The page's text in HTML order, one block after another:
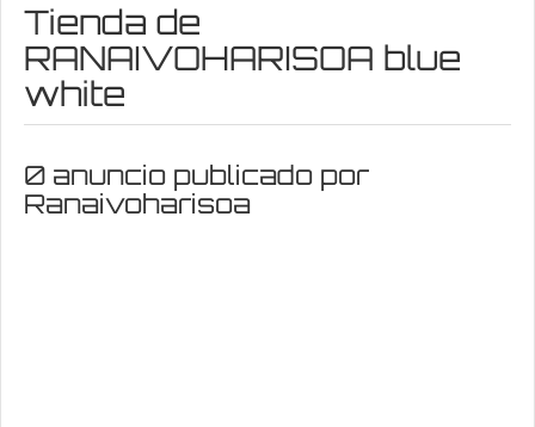
Tienda de
RANAIVOHARISOA blue
white
0 anuncio publicado por
Ranaivoharisoa